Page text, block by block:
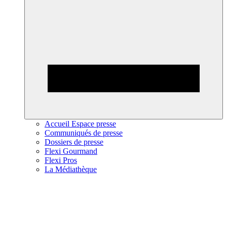
Accueil Espace presse
Communiqués de presse
Dossiers de presse
Flexi Gourmand
Flexi Pros
La Médiathèque